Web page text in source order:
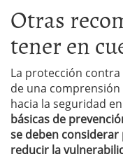
Otras
tener en
La protección
de una
hacia la seguridad
básicas de
se deben
reducir la